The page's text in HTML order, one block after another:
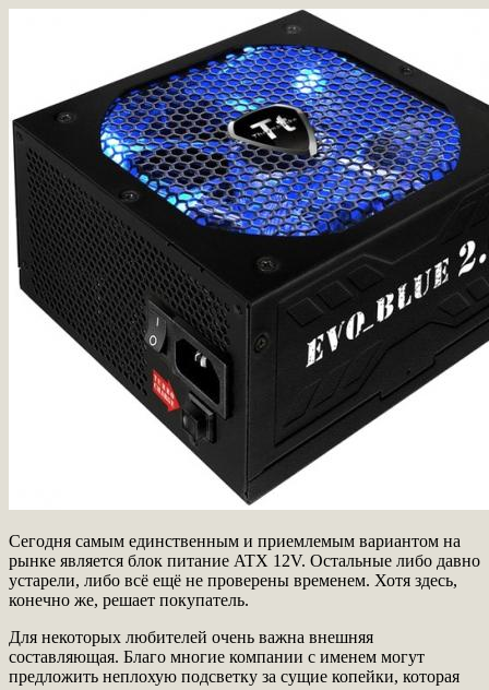
Сегодня самым единственным и приемлемым вариантом на
рынке является блок питание ATX 12V. Остальные либо давно
устарели, либо всё ещё не проверены временем. Хотя здесь,
конечно же, решает покупатель.
Для некоторых любителей очень важна внешняя
составляющая. Благо многие компании с именем могут
предложить неплохую подсветку за сущие копейки, которая